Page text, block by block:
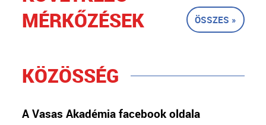
MÉRKŐZÉSEK
ÖSSZES »
KÖZÖSSÉG
A Vasas Akadémia facebook oldala